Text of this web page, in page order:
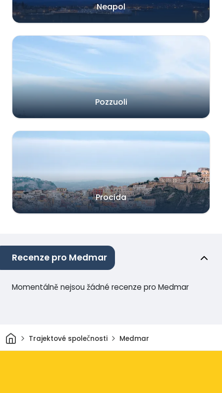
Neapol
Pozzuoli
Procida
Recenze pro Medmar
Momentálně nejsou žádné recenze pro Medmar
Domov
Trajektové společnosti Medmar